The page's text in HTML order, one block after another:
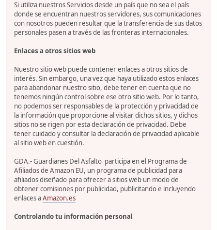
Si utiliza nuestros Servicios desde un país que no sea el país
donde se encuentran nuestros servidores, sus comunicaciones
con nosotros pueden resultar que la transferencia de sus datos
personales pasen a través de las fronteras internacionales.
Enlaces a otros sitios web
Nuestro sitio web puede contener enlaces a otros sitios de
interés. Sin embargo, una vez que haya utilizado estos enlaces
para abandonar nuestro sitio, debe tener en cuenta que no
tenemos ningún control sobre ese otro sitio web. Por lo tanto,
no podemos ser responsables de la protección y privacidad de
la información que proporcione al visitar dichos sitios, y dichos
sitios no se rigen por esta declaración de privacidad. Debe
tener cuidado y consultar la declaración de privacidad aplicable
al sitio web en cuestión.
GDA.- Guardianes Del Asfalto participa en el Programa de
Afiliados de Amazon EU, un programa de publicidad para
afiliados diseñado para ofrecer a sitios web un modo de
obtener comisiones por publicidad, publicitando e incluyendo
enlaces aAmazon.es
Controlando tu información personal